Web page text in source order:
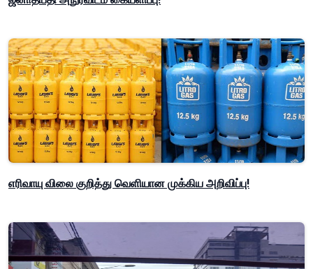
எரிவாயு விலை குறித்து வெளியான முக்கிய அறிவிப்பு!